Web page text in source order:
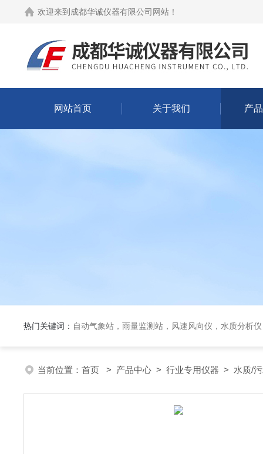
欢迎来到 成都华诚仪器有限公司网站 ！
网站首页 关于我们 产
热门关键词： 自动气象站，雨量监测站，风速风向仪，水质分析
当前位置： 首页 > 产品中心 > 行业专用仪器 > 水质/